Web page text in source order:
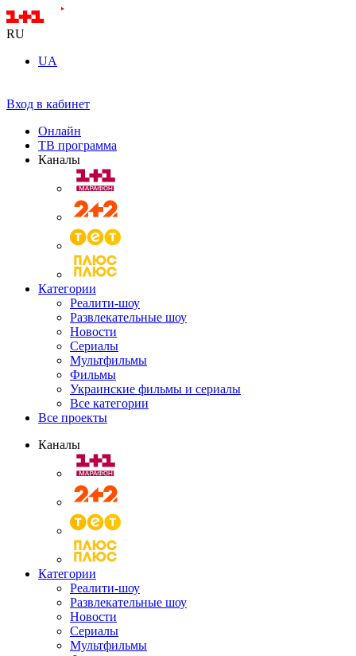
RU
UA
Вход в кабинет
Онлайн
ТВ программа
Каналы
Категории
Реалити-шоу
Развлекательные шоу
Новости
Сериалы
Мультфильмы
Фильмы
Украинские фильмы и сериалы
Все категории
Все проекты
Каналы
Категории
Реалити-шоу
Развлекательные шоу
Новости
Сериалы
Мультфильмы